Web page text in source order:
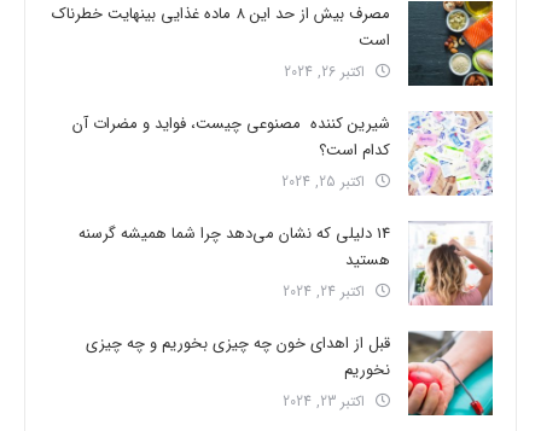
مصرف بیش از حد این 8 ماده غذایی بینهایت خطرناک
است
اکتبر 26, 2024
شیرین کننده مصنوعی چیست، فواید و مضرات آن
کدام است؟
اکتبر 25, 2024
14 دلیلی که نشان می‌دهد چرا شما همیشه گرسنه
هستید
اکتبر 24, 2024
قبل از اهدای خون چه چیزی بخوریم و چه چیزی
نخوریم
اکتبر 23, 2024